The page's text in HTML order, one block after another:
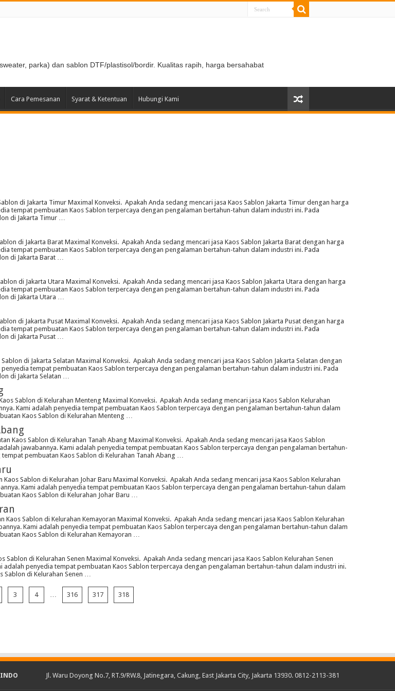
parka) dan sablon DTF/plastisol/bordir. Kualitas rapih, harga bersahabat
Cara Pemesanan Syarat & Ketentuan Hubungi Kami
di Jakarta Timur Maximal Konveksi. Apakah Anda sedang mencari jasa Kaos Sablon Jakarta Timur dengan harga
tempat pembuatan Kaos Sablon terpercaya dengan pengalaman bertahun-tahun dalam industri ini. Pada
di Jakarta Timur …
di Jakarta Barat Maximal Konveksi. Apakah Anda sedang mencari jasa Kaos Sablon Jakarta Barat dengan harga
tempat pembuatan Kaos Sablon terpercaya dengan pengalaman bertahun-tahun dalam industri ini. Pada
di Jakarta Barat …
di Jakarta Utara Maximal Konveksi. Apakah Anda sedang mencari jasa Kaos Sablon Jakarta Utara dengan harga
tempat pembuatan Kaos Sablon terpercaya dengan pengalaman bertahun-tahun dalam industri ini. Pada
di Jakarta Utara …
di Jakarta Pusat Maximal Konveksi. Apakah Anda sedang mencari jasa Kaos Sablon Jakarta Pusat dengan harga
tempat pembuatan Kaos Sablon terpercaya dengan pengalaman bertahun-tahun dalam industri ini. Pada
di Jakarta Pusat …
di Jakarta Selatan Maximal Konveksi. Apakah Anda sedang mencari jasa Kaos Sablon Jakarta Selatan dengan
tempat pembuatan Kaos Sablon terpercaya dengan pengalaman bertahun-tahun dalam industri ini. Pada
di Jakarta Selatan …
Sablon di Kelurahan Menteng Maximal Konveksi. Apakah Anda sedang mencari jasa Kaos Sablon Kelurahan
Kami adalah penyedia tempat pembuatan Kaos Sablon terpercaya dengan pengalaman bertahun-tahun dalam
Kaos Sablon di Kelurahan Menteng …
Kaos Sablon di Kelurahan Tanah Abang Maximal Konveksi. Apakah Anda sedang mencari jasa Kaos Sablon
jawabannya. Kami adalah penyedia tempat pembuatan Kaos Sablon terpercaya dengan pengalaman bertahun-
pembuatan Kaos Sablon di Kelurahan Tanah Abang …
Sablon di Kelurahan Johar Baru Maximal Konveksi. Apakah Anda sedang mencari jasa Kaos Sablon Kelurahan
Kami adalah penyedia tempat pembuatan Kaos Sablon terpercaya dengan pengalaman bertahun-tahun dalam
Kaos Sablon di Kelurahan Johar Baru …
Sablon di Kelurahan Kemayoran Maximal Konveksi. Apakah Anda sedang mencari jasa Kaos Sablon Kelurahan
Kami adalah penyedia tempat pembuatan Kaos Sablon terpercaya dengan pengalaman bertahun-tahun dalam
Kaos Sablon di Kelurahan Kemayoran …
di Kelurahan Senen Maximal Konveksi. Apakah Anda sedang mencari jasa Kaos Sablon Kelurahan Senen
penyedia tempat pembuatan Kaos Sablon terpercaya dengan pengalaman bertahun-tahun dalam industri ini.
Sablon di Kelurahan Senen …
3 4 … 316 317 318
Jl. Waru Doyong No.7, RT.9/RW.8, Jatinegara, Cakung, East Jakarta City, Jakarta 13930. 0812-2113-381